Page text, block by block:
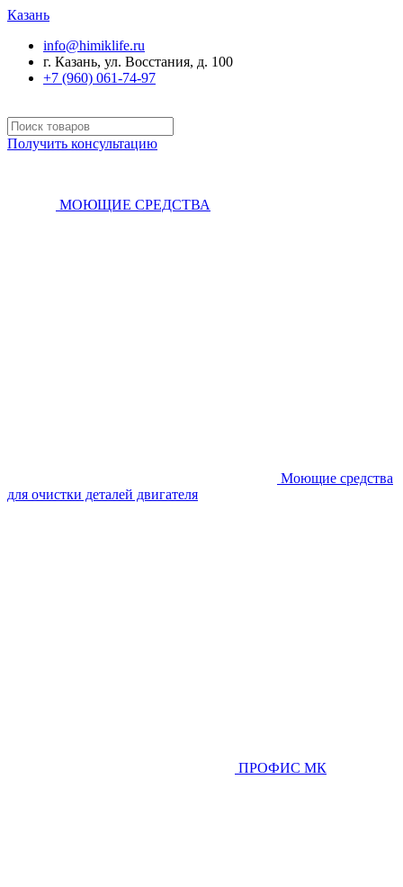
Казань
info@himiklife.ru
г. Казань, ул. Восстания, д. 100
+7 (960) 061-74-97
Получить консультацию
МОЮЩИЕ СРЕДСТВА
Моющие средства
для очистки деталей двигателя
ПРОФИС МК